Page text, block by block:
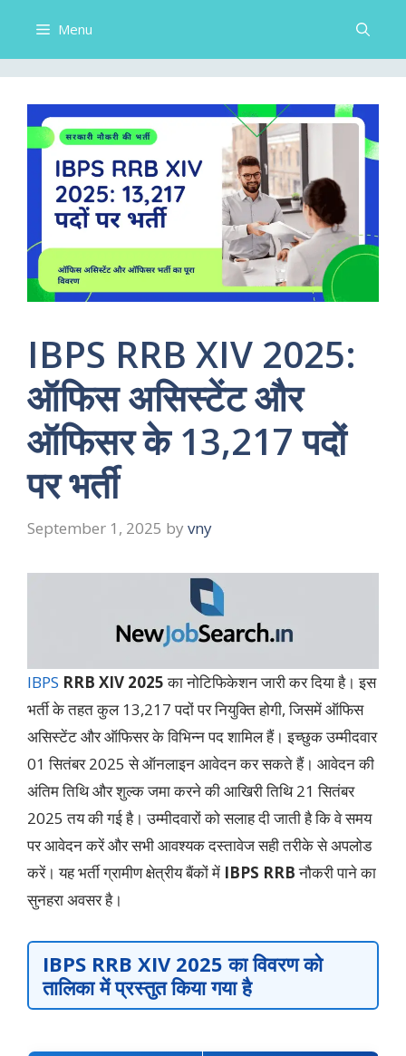
Menu
IBPS RRB XIV 2025:
ऑफिस असिस्टेंट और
ऑफिसर के 13,217 पदों
पर भर्ती
September 1, 2025 by vny
IBPS RRB XIV 2025का नोटिफिकेशन जारी कर दिया है। इस
भर्ती के तहत कुल 13,217 पदों पर नियुक्ति होगी, जिसमें ऑफिस
असिस्टेंट और ऑफिसर के विभिन्न पद शामिल हैं। इच्छुक उम्मीदवार
01 सितंबर 2025 से ऑनलाइन आवेदन कर सकते हैं। आवेदन की
अंतिम तिथि और शुल्क जमा करने की आखिरी तिथि 21 सितंबर
2025 तय की गई है। उम्मीदवारों को सलाह दी जाती है कि वे समय
पर आवेदन करें और सभी आवश्यक दस्तावेज सही तरीके से अपलोड
करें। यह भर्ती ग्रामीण क्षेत्रीय बैंकों में IBPS RRBनौकरी पाने का
सुनहरा अवसर है।
IBPS RRB XIV 2025 का विवरण को
तालिका में प्रस्तुत किया गया है